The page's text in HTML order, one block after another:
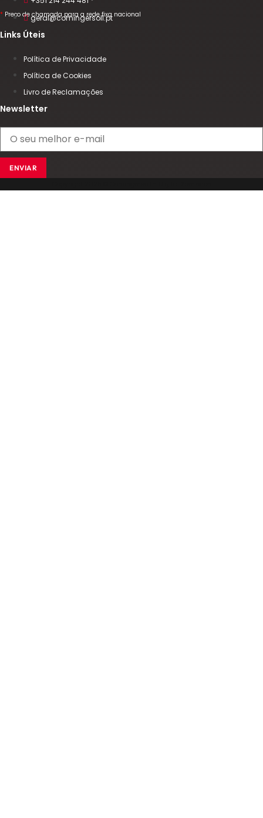
* Preço de chamada para a rede fixa nacional
geral@comingersoll.pt
Links Úteis
Política de Privacidade
Política de Cookies
Livro de Reclamações
Newsletter
ENVIAR